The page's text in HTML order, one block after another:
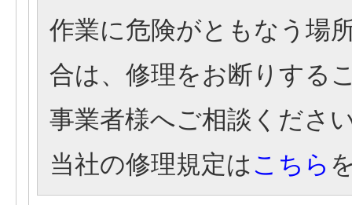
作業に危険がともなう場
合は、修理をお断りする
事業者様へご相談くださ
当社の修理規定はこちら